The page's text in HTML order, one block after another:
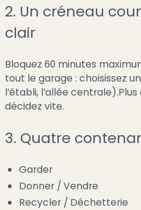
2. Un créneau
clair
Bloquez 60 minutes
tout le garage : choisissez
l’établi, l’allée
décidez vite.
3. Quatre
Garder
Donner / Vendre
Recycler / Déchetterie